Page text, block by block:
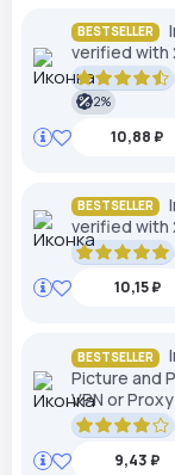
BESTSELLER
verified with
2%
10,88 ₽
BESTSELLER
verified with
10,15 ₽
BESTSELLER
Picture and
VPN or Proxy
9,43 ₽